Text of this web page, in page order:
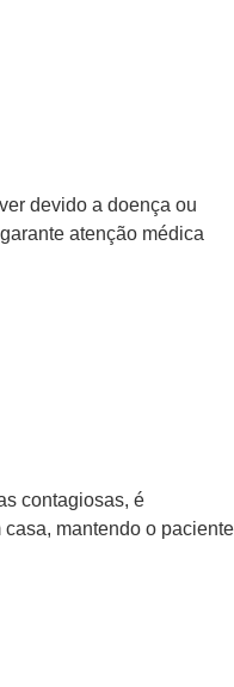
devido a doença ou
atenção médica
contagiosas, é
mantendo o paciente